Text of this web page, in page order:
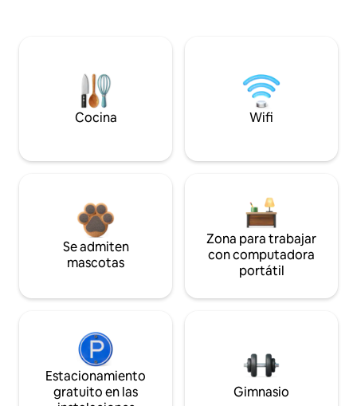
Cocina Wifi
Se admiten
mascotas
Zona para trabajar
con computadora
portátil
Estacionamiento
gratuito en las
Gimnasio